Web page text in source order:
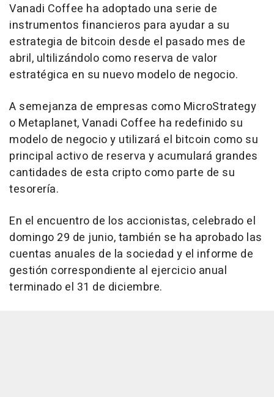
Vanadi Coffee ha adoptado una serie de
instrumentos financieros para ayudar a su
estrategia de bitcoin desde el pasado mes de
abril, ultilizándolo como reserva de valor
estratégica en su nuevo modelo de negocio.
A semejanza de empresas como MicroStrategy
o Metaplanet, Vanadi Coffee ha redefinido su
modelo de negocio y utilizará el bitcoin como su
principal activo de reserva y acumulará grandes
cantidades de esta cripto como parte de su
tesorería.
En el encuentro de los accionistas, celebrado el
domingo 29 de junio, también se ha aprobado las
cuentas anuales de la sociedad y el informe de
gestión correspondiente al ejercicio anual
terminado el 31 de diciembre.